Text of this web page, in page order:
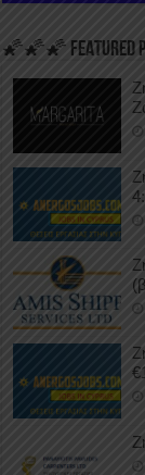
🌠🌠🌠 FEATURED